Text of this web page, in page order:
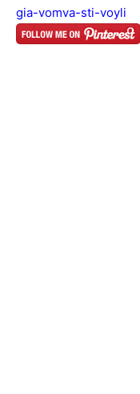
gia-vomva-sti-voyli